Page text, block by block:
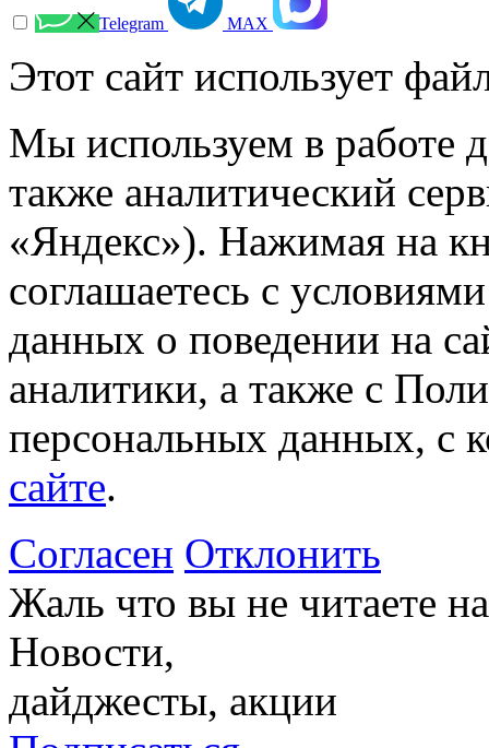
Telegram МАХ
Этот сайт использует
Мы используем в работе
также аналитический
«Яндекс»). Нажимая на
соглашаетесь с
данных о поведении на
аналитики, а также с
персональных данных, с
сайте.
Согласен Отклонить
Жаль что вы не читаете
Новости,
дайджесты, акции